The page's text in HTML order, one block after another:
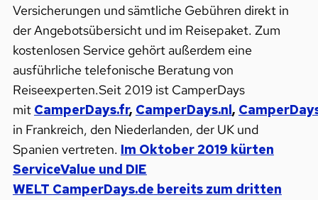
Versicherungen und sämtliche Gebühren direkt in
der Angebotsübersicht und im Reisepaket. Zum
kostenlosen Service gehört außerdem eine
ausführliche telefonische Beratung von
Reiseexperten.Seit 2019 ist CamperDays
mit CamperDays.fr, CamperDays.nl,
in Frankreich, den Niederlanden, der UK und
Spanien vertreten. Im Oktober 2019 kürten
ServiceValue und DIE
WELT CamperDays.de bereits zum dritten